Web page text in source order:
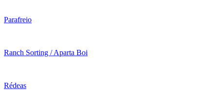
Parafreio
Ranch Sorting / Aparta Boi
Rédeas